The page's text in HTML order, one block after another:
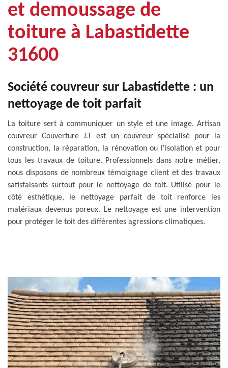
et demoussage de
toiture à Labastidette
31600
Société couvreur sur Labastidette : un
nettoyage de toit parfait
La toiture sert à communiquer un style et une image. Artisan
couvreur Couverture J.T est un couvreur spécialisé pour la
construction, la réparation, la rénovation ou l'isolation et pour
tous les travaux de toiture. Professionnels dans notre métier,
nous disposons de nombreux témoignage client et des travaux
satisfaisants surtout pour le nettoyage de toit. Utilisé pour le
côté esthétique, le nettoyage parfait de toit renforce les
matériaux devenus poreux. Le nettoyage est une intervention
pour protéger le toit des différentes agressions climatiques.